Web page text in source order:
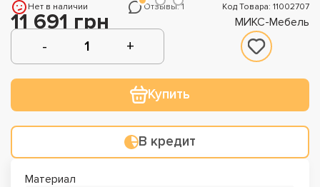
Нет в наличии Отзывы: 1 Код Товара: 11002707
11 691 грн МИКС-Мебель
Купить
В кредит
Материал